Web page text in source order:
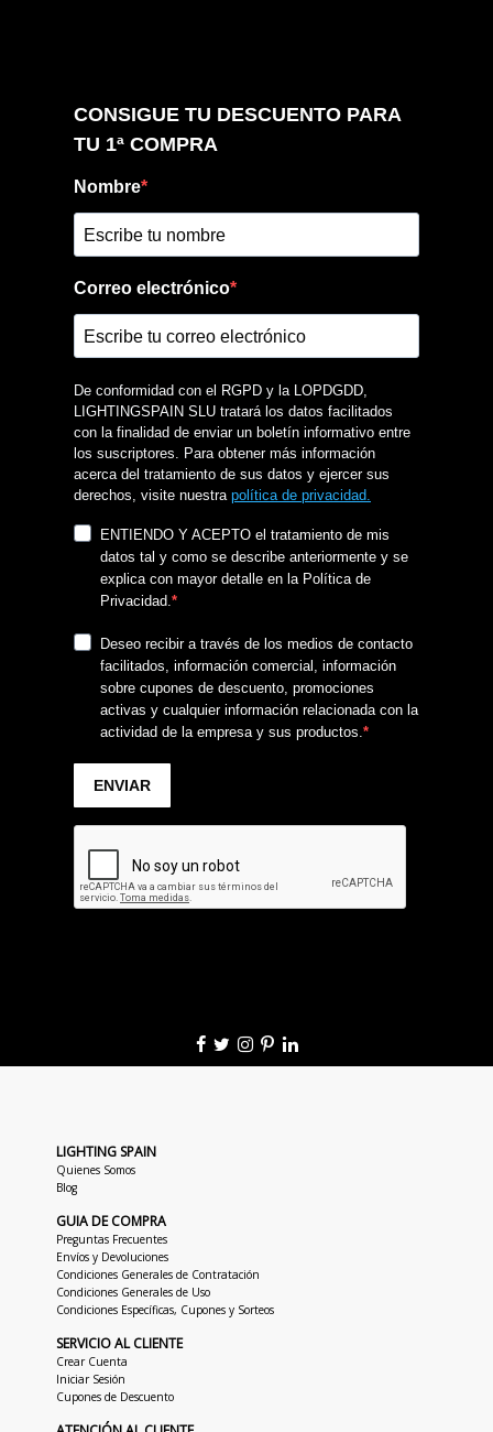
LIGHTING SPAIN
Quienes Somos
Blog
GUIA DE COMPRA
Preguntas Frecuentes
Envíos y Devoluciones
Condiciones Generales de Contratación
Condiciones Generales de Uso
Condiciones Específicas, Cupones y Sorteos
SERVICIO AL CLIENTE
Crear Cuenta
Iniciar Sesión
Cupones de Descuento